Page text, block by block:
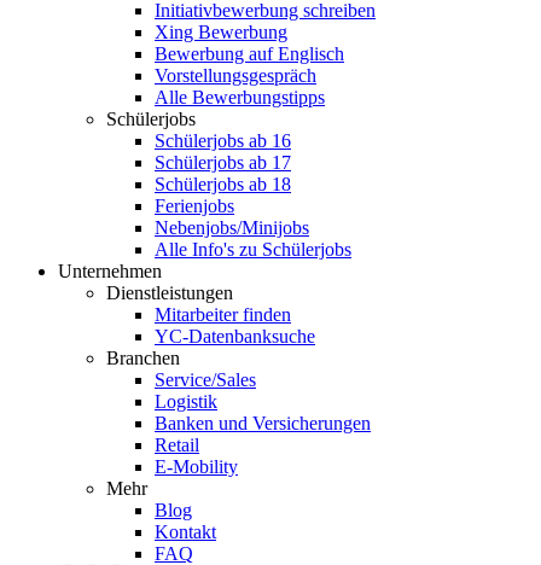
Initiativbewerbung schreiben
Xing Bewerbung
Bewerbung auf Englisch
Vorstellungsgespräch
Alle Bewerbungstipps
Schülerjobs
Schülerjobs ab 16
Schülerjobs ab 17
Schülerjobs ab 18
Ferienjobs
Nebenjobs/Minijobs
Alle Info's zu Schülerjobs
Unternehmen
Dienstleistungen
Mitarbeiter finden
YC-Datenbanksuche
Branchen
Service/Sales
Logistik
Banken und Versicherungen
Retail
E-Mobility
Mehr
Blog
Kontakt
FAQ